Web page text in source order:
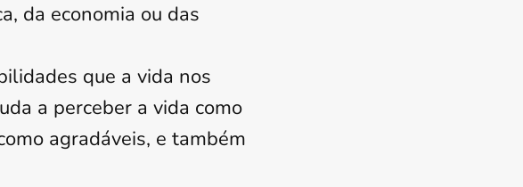
da economia ou das
que a vida nos
a perceber a vida como
agradáveis, e também